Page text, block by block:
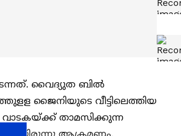
വൈദ്യുത ബിൽ
ജൈനിയുടെ വീട്ടിലെത്തിയ
താമസിക്കുന്ന
ആക്രമണം.